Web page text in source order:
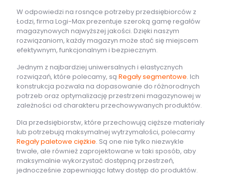
W odpowiedzi na rosnące potrzeby przedsiębiorców z
Łodzi, firma Logi-Max prezentuje szeroką gamę regałów
magazynowych najwyższej jakości. Dzięki naszym
rozwiązaniom, każdy magazyn może stać się miejscem
efektywnym, funkcjonalnym i bezpiecznym.
Jednym z najbardziej uniwersalnych i elastycznych
rozwiązań, które polecamy, są Regały segmentowe. Ich
konstrukcja pozwala na dopasowanie do różnorodnych
potrzeb oraz optymalizację przestrzeni magazynowej w
zależności od charakteru przechowywanych produktów.
Dla przedsiębiorstw, które przechowują cięższe materiały
lub potrzebują maksymalnej wytrzymałości, polecamy
Regały paletowe ciężkie. Są one nie tylko niezwykle
trwałe, ale również zaprojektowane w taki sposób, aby
maksymalnie wykorzystać dostępną przestrzeń,
jednocześnie zapewniając łatwy dostęp do produktów.